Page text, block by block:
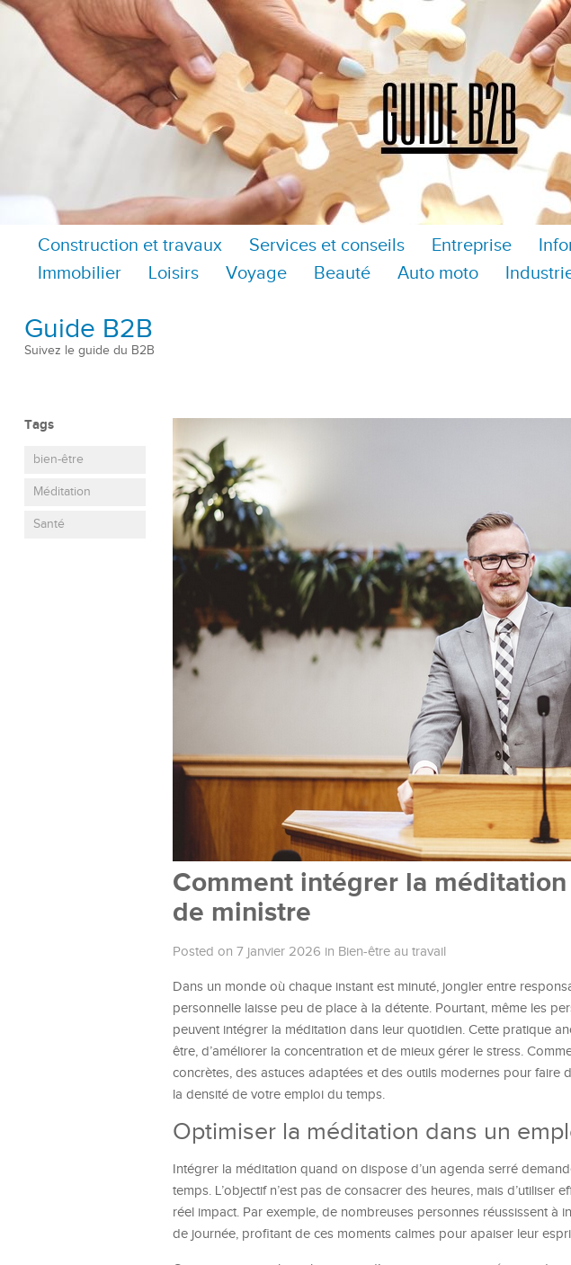
Construction et travaux Services et conseils Entreprise
Immobilier
Loisirs Voyage Beauté Auto moto
Guide B2B
Suivez le guide du B2B
Tags
bien-être
Méditation
Santé
Comment intégrer la
de ministre
Posted on 7 janvier 2026 in Bien-être au travail
Dans un monde où chaque instant est minuté, jongler entre
personnelle laisse peu de place à la détente. Pourtant, même les
peuvent intégrer la méditation dans leur quotidien. Cette pratique
être, d’améliorer la concentration et de mieux gérer le stress.
concrètes, des astuces adaptées et des outils modernes pour faire
la densité de votre emploi du temps.
Optimiser la méditation dans un
Intégrer la méditation quand on dispose d’un agenda serré
temps. L’objectif n’est pas de consacrer des heures, mais
réel impact. Par exemple, de nombreuses personnes réussissent à
de journée, profitant de ces moments calmes pour apaiser leur